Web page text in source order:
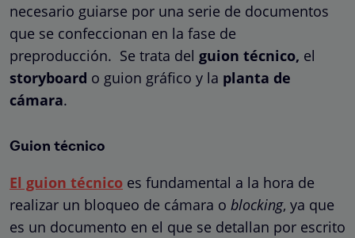
necesario guiarse por una serie de documentos
que se confeccionan en la fase de
preproducción. Se trata del guion técnico, el
storyboard o guion gráfico y la planta de
cámara.
Guion técnico
El guion técnico es fundamental a la hora de
realizar un bloqueo de cámara o blocking, ya que
es un documento en el que se detallan por escrito